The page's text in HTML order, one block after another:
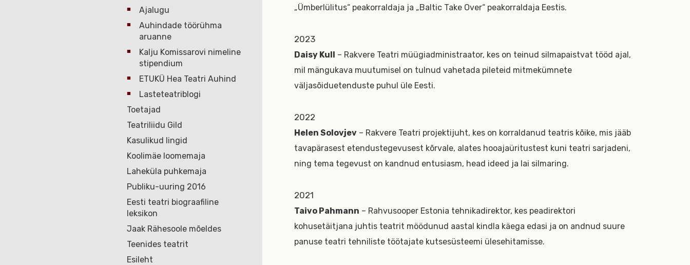
Ajalugu
Auhindade töörühma
aruanne
Kalju Komissarovi nimeline
stipendium
ETUKÜ Hea Teatri Auhind
Lasteteatriblogi
Toetajad
Teatriliidu Gild
Kasulikud lingid
Koolimäe loomemaja
Laheküla puhkemaja
Publiku-uuring 2016
Eesti teatri biograafiline
leksikon
Jaak Rähesoole mõeldes
Teenides teatrit
Esileht
„Ümberlülitus“ peakorraldaja ja „Baltic Take Over“ peakorraldaja Eestis.
2023
Daisy Kull – Rakvere Teatri müügiadministraator, kes on teinud silmapaistvat tööd ajal,
mil mängukava muutumisel on tulnud vahetada pileteid mitmekümnete
väljasõiduetenduste puhul üle Eesti.
2022
Helen Solovjev– Rakvere Teatri projektijuht, kes on korraldanud teatris kõike, mis jääb
tavapärasest etendustegevusest kõrvale, alates hooajaüritustest kuni teatri sarjadeni,
ning tema tegevust on kandnud entusiasm, head ideed ja lai silmaring.
2021
Taivo Pahmann – Rahvusooper Estonia tehnikadirektor, kes peadirektori
kohusetäitjana juhtis teatrit möödunud aastal kindla käega edasi ja on andnud suure
panuse teatri tehniliste töötajate kutsesüsteemi ülesehitamisse.